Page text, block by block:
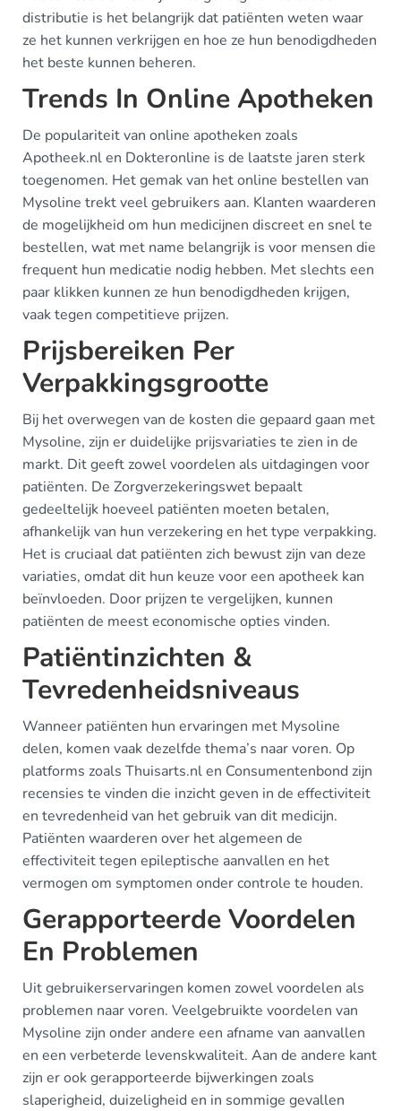
distributie is het belangrijk dat patiënten weten waar
ze het kunnen verkrijgen en hoe ze hun benodigdheden
het beste kunnen beheren.
Trends In Online Apotheken
De populariteit van online apotheken zoals
Apotheek.nl en Dokteronline is de laatste jaren sterk
toegenomen. Het gemak van het online bestellen van
Mysoline trekt veel gebruikers aan. Klanten waarderen
de mogelijkheid om hun medicijnen discreet en snel te
bestellen, wat met name belangrijk is voor mensen die
frequent hun medicatie nodig hebben. Met slechts een
paar klikken kunnen ze hun benodigdheden krijgen,
vaak tegen competitieve prijzen.
Prijsbereiken Per
Verpakkingsgrootte
Bij het overwegen van de kosten die gepaard gaan met
Mysoline, zijn er duidelijke prijsvariaties te zien in de
markt. Dit geeft zowel voordelen als uitdagingen voor
patiënten. De Zorgverzekeringswet bepaalt
gedeeltelijk hoeveel patiënten moeten betalen,
afhankelijk van hun verzekering en het type verpakking.
Het is cruciaal dat patiënten zich bewust zijn van deze
variaties, omdat dit hun keuze voor een apotheek kan
beïnvloeden. Door prijzen te vergelijken, kunnen
patiënten de meest economische opties vinden.
Patiëntinzichten &
Tevredenheidsniveaus
Wanneer patiënten hun ervaringen met Mysoline
delen, komen vaak dezelfde thema’s naar voren. Op
platforms zoals Thuisarts.nl en Consumentenbond zijn
recensies te vinden die inzicht geven in de effectiviteit
en tevredenheid van het gebruik van dit medicijn.
Patiënten waarderen over het algemeen de
effectiviteit tegen epileptische aanvallen en het
vermogen om symptomen onder controle te houden.
Gerapporteerde Voordelen
En Problemen
Uit gebruikerservaringen komen zowel voordelen als
problemen naar voren. Veelgebruikte voordelen van
Mysoline zijn onder andere een afname van aanvallen
en een verbeterde levenskwaliteit. Aan de andere kant
zijn er ook gerapporteerde bijwerkingen zoals
slaperigheid, duizeligheid en in sommige gevallen